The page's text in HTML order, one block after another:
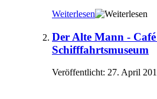
Weiterlesen
Der Alte Mann -
Schifffahrtsmuseum
Veröffentlicht: 27. April